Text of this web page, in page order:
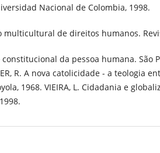
Nacional de Colombia, 1998.
multicultural de direitos humanos.
constitucional da pessoa humana. São
R. A nova catolicidade - a teologia
1968. VIEIRA, L. Cidadania e